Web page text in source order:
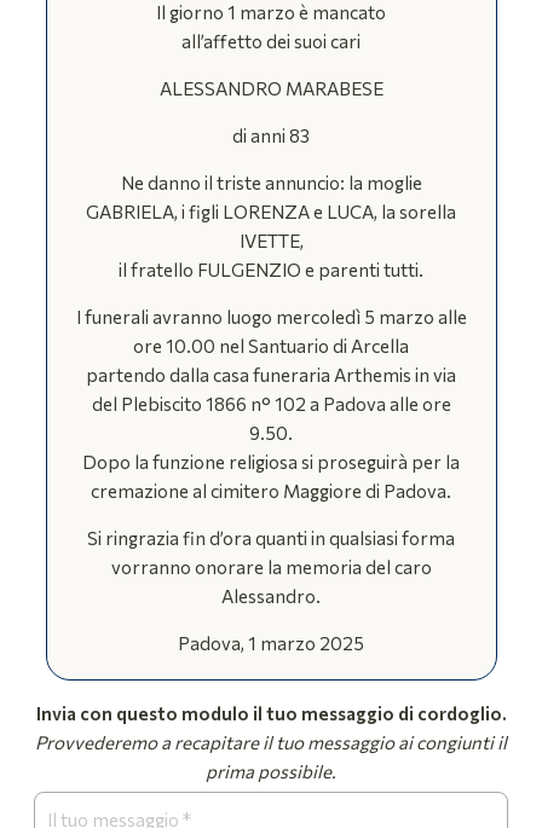
Il giorno 1 marzo è mancato
all’affetto dei suoi cari
ALESSANDRO MARABESE
di anni 83
Ne danno il triste annuncio: la moglie
GABRIELA, i figli LORENZA e LUCA, la sorella
IVETTE,
il fratello FULGENZIO e parenti tutti.
I funerali avranno luogo mercoledì 5 marzo alle
ore 10.00 nel Santuario di Arcella
partendo dalla casa funeraria Arthemis in via
del Plebiscito 1866 n° 102 a Padova alle ore
9.50.
Dopo la funzione religiosa si proseguirà per la
cremazione al cimitero Maggiore di Padova.
Si ringrazia fin d’ora quanti in qualsiasi forma
vorranno onorare la memoria del caro
Alessandro.
Padova, 1 marzo 2025
Invia con questo modulo il tuo messaggio di cordoglio.
Provvederemo a recapitare il tuo messaggio ai congiunti il
prima possibile.
Form